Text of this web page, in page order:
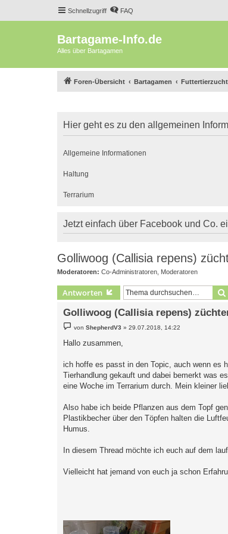
Schnellzugriff FAQ
Bartagame-Info.de
Alles über Bartagamen
Foren-Übersicht Bartagamen Futtertierzucht
Hier geht es zu den allgemeinen
Allgemeine Informationen
Haltung
Terrarium
Jetzt einfach über Facebook und Co.
Golliwoog (Callisia repens)
Moderatoren: Co-Administratoren Moderatoren
Antworten
Golliwoog (Callisia repens)
e
i
t
g
vonShepherdV3 »29.07.2018, 14:22
Hallo zusammen,
ich hoffe es passt in den Topic, auch wenn es
Tierhandlung gekauft und dabei bemerkt was
eine Woche im Terrarium durch. Mein kleiner
Also habe ich beide Pflanzen aus dem Topf
Plastikbecher über den Töpfen halten die
Humus.
In diesem Thread möchte ich euch auf dem
Vielleicht hat jemand von euch ja schon